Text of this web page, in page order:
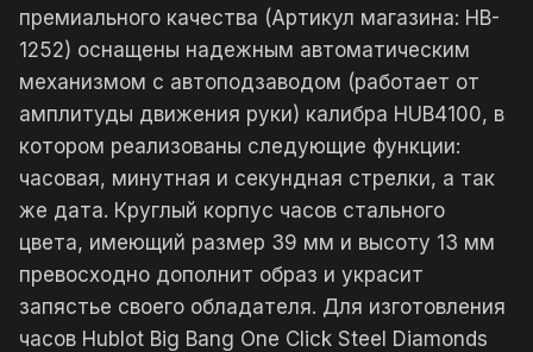
премиального качества (Артикул магазина: HB-
1252) оснащены надежным автоматическим
механизмом с автоподзаводом (работает от
амплитуды движения руки) калибра HUB4100, в
котором реализованы следующие функции:
часовая, минутная и секундная стрелки, а так
же дата. Круглый корпус часов стального
цвета, имеющий размер 39 мм и высоту 13 мм
превосходно дополнит образ и украсит
запястье своего обладателя. Для изготовления
часов Hublot Big Bang One Click Steel Diamonds